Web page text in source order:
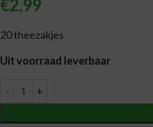
€2,99
20 theezakjes
Uit voorraad leverbaar
Alternative: